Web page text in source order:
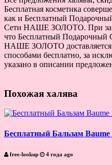
Бесплатная косметика
как и Бесплатный
Сети НАШЕ ЗОЛОТО. При
что Бесплатный Подарочный
НАШЕ ЗОЛОТО доставляется
способами бесплатно, за
указано в описании
Похожая халява
Бесплатный Бальзам
free-lookup 4 года ago